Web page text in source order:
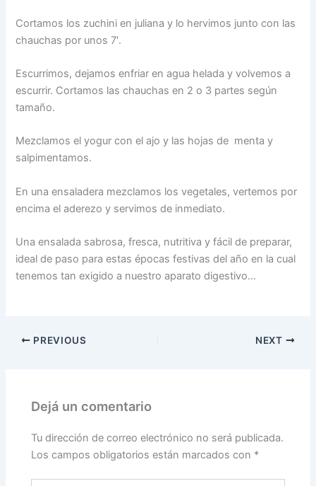
Cortamos los zuchini en juliana y lo hervimos junto con las
chauchas por unos 7′.
Escurrimos, dejamos enfriar en agua helada y volvemos a
escurrir. Cortamos las chauchas en 2 o 3 partes según
tamaño.
Mezclamos el yogur con el ajo y las hojas de menta y
salpimentamos.
En una ensaladera mezclamos los vegetales, vertemos por
encima el aderezo y servimos de inmediato.
Una ensalada sabrosa, fresca, nutritiva y fácil de preparar,
ideal de paso para estas épocas festivas del año en la cual
tenemos tan exigido a nuestro aparato digestivo…
PREVIOUS NEXT
Dejá un comentario
Tu dirección de correo electrónico no será publicada.
Los campos obligatorios están marcados con *